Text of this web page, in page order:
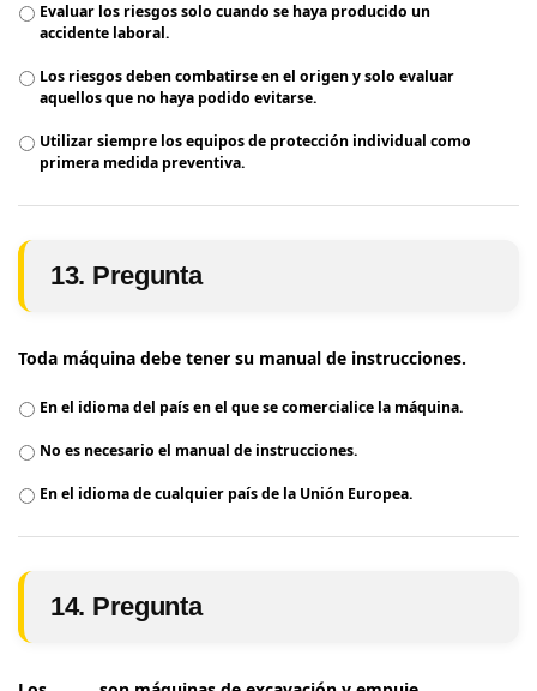
Evaluar los riesgos solo cuando se haya producido un
accidente laboral.
Los riesgos deben combatirse en el origen y solo evaluar
aquellos que no haya podido evitarse.
Utilizar siempre los equipos de protección individual como
primera medida preventiva.
13. Pregunta
Toda máquina debe tener su manual de instrucciones.
En el idioma del país en el que se comercialice la máquina.
No es necesario el manual de instrucciones.
En el idioma de cualquier país de la Unión Europea.
14. Pregunta